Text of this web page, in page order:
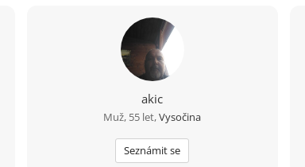
akic
Muž, 55 let,Vysočina
Seznámit se